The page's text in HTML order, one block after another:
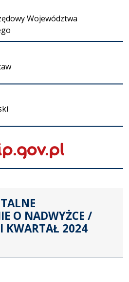
Województwa
O NADWYŻCE /
KWARTAŁ 2024